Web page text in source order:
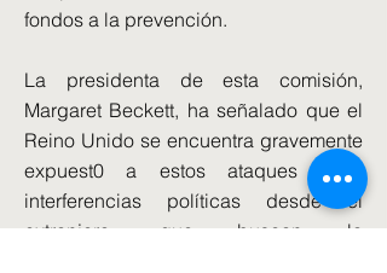
fondos a la prevención.
La presidenta de esta comisión,
Margaret Beckett, ha señalado que el
Reino Unido se encuentra gravemente
expuest0 a estos ataques y a
interferencias políticas desde el
extranjero, que buscan la